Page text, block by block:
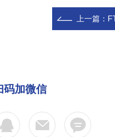
上一篇：
码加微信